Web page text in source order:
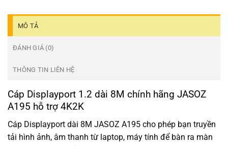
MÔ TẢ
ĐÁNH GIÁ (0)
THÔNG TIN LIÊN HỆ
Cáp Displayport 1.2 dài 8M chính hãng JASOZ
A195 hỗ trợ 4K2K
Cáp Displayport dài 8M JASOZ A195 cho phép bạn truyền
tải hình ảnh, âm thanh từ laptop, máy tính để bàn ra màn